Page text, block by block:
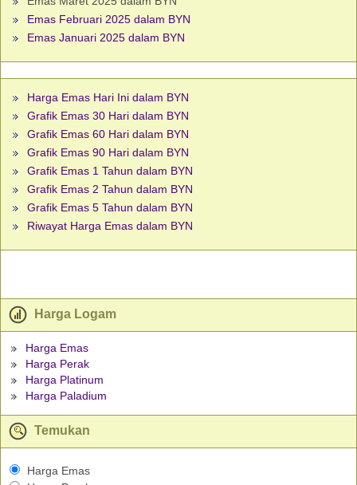
Emas Februari 2025 dalam BYN
Emas Januari 2025 dalam BYN
Harga Emas Hari Ini dalam BYN
Grafik Emas 30 Hari dalam BYN
Grafik Emas 60 Hari dalam BYN
Grafik Emas 90 Hari dalam BYN
Grafik Emas 1 Tahun dalam BYN
Grafik Emas 2 Tahun dalam BYN
Grafik Emas 5 Tahun dalam BYN
Riwayat Harga Emas dalam BYN
Harga Logam
Harga Emas
Harga Perak
Harga Platinum
Harga Paladium
Temukan
Harga Emas